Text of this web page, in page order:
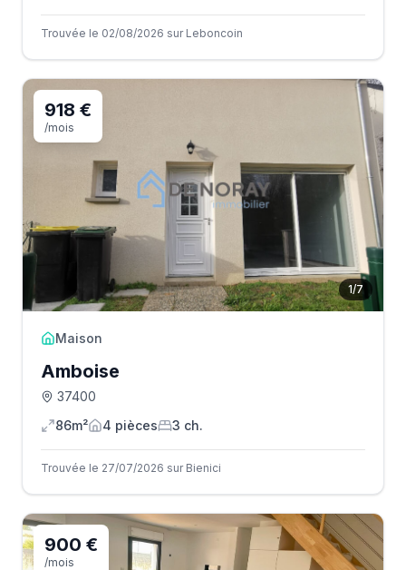
Trouvée le 02/08/2026 sur Leboncoin
1/7
918 €
/mois
Maison
Amboise
37400
86m²
4 pièces 3 ch.
Trouvée le 27/07/2026 sur Bienici
900 €
/mois